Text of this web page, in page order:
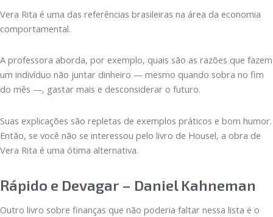
Vera Rita é uma das referências brasileiras na área da economia
comportamental.
A professora aborda, por exemplo, quais são as razões que fazem
um indivíduo não juntar dinheiro — mesmo quando sobra no fim
do mês —, gastar mais e desconsiderar o futuro.
Suas explicações são repletas de exemplos práticos e bom humor.
Então, se você não se interessou pelo livro de Housel, a obra de
Vera Rita é uma ótima alternativa.
Rápido e Devagar – Daniel Kahneman
Outro livro sobre finanças que não poderia faltar nessa lista é o